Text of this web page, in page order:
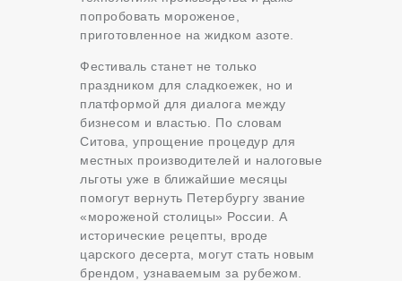
попробовать мороженое,
приготовленное на жидком азоте.
Фестиваль станет не только
праздником для сладкоежек, но и
платформой для диалога между
бизнесом и властью. По словам
Ситова, упрощение процедур для
местных производителей и налоговые
льготы уже в ближайшие месяцы
помогут вернуть Петербургу звание
«мороженой столицы» России. А
исторические рецепты, вроде
царского десерта, могут стать новым
брендом, узнаваемым за рубежом.